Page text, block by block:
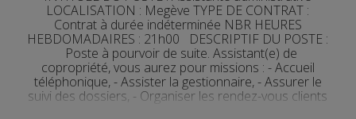
LOCALISATION : Megève TYPE DE CONTRAT :
Contrat à durée indéterminée NBR HEURES
HEBDOMADAIRES : 21h00 DESCRIPTIF DU POSTE :
Poste à pourvoir de suite. Assistant(e) de
copropriété, vous aurez pour missions : - Accueil
téléphonique, - Assister la gestionnaire, - Assurer le
suivi des dossiers, - Organiser les rendez-vous clients